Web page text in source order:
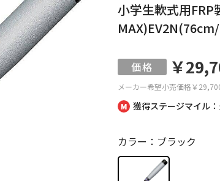
獲得ステージマイル
小学生軟式用FRP
メーカー希望小売価格￥
￥
カラー：ブラック